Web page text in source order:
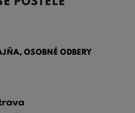
OSOBNÉ ODBERY